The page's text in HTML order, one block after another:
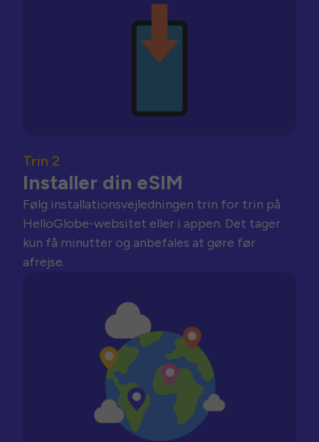
Trin 2
Installer din eSIM
Følg installationsvejledningen trin for trin på
HelloGlobe-websitet eller i appen. Det tager
kun få minutter og anbefales at gøre før
afrejse.